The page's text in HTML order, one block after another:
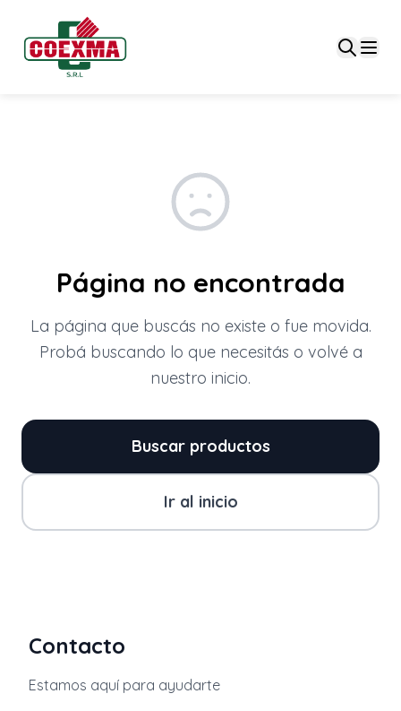
Página no encontrada
La página que buscás no existe o fue movida.
Probá buscando lo que necesitás o volvé a
nuestro inicio.
Buscar productos
Ir al inicio
Contacto
Estamos aquí para ayudarte